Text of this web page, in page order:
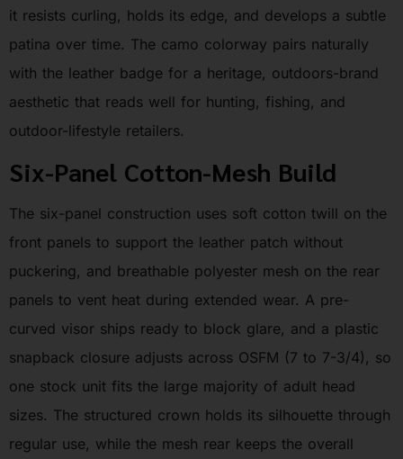
it resists curling, holds its edge, and develops a subtle
patina over time. The camo colorway pairs naturally
with the leather badge for a heritage, outdoors-brand
aesthetic that reads well for hunting, fishing, and
outdoor-lifestyle retailers.
Six-Panel Cotton-Mesh Build
The six-panel construction uses soft cotton twill on the
front panels to support the leather patch without
puckering, and breathable polyester mesh on the rear
panels to vent heat during extended wear. A pre-
curved visor ships ready to block glare, and a plastic
snapback closure adjusts across OSFM (7 to 7-3/4), so
one stock unit fits the large majority of adult head
sizes. The structured crown holds its silhouette through
regular use, while the mesh rear keeps the overall